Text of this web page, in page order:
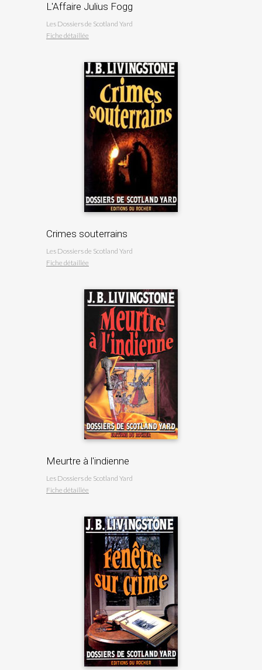
L'Affaire Julius Fogg
Les Dossiers de Scotland Yard
Fiche détaillée
Crimes souterrains
Les Dossiers de Scotland Yard
Fiche détaillée
Meurtre à l'indienne
Les Dossiers de Scotland Yard
Fiche détaillée